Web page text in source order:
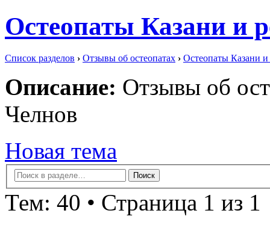
Остеопаты Казани и
Список разделов › Отзывы об остеопатах › Остеопаты Казани и
Описание: Отзывы об
Челнов
Новая тема
Тем: 40 • Страница 1 из 1